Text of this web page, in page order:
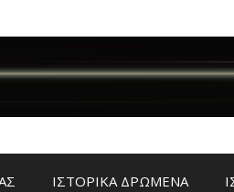
ΙΣΤΟΡΙΚΑ ΔΡΩΜΕΝΑ